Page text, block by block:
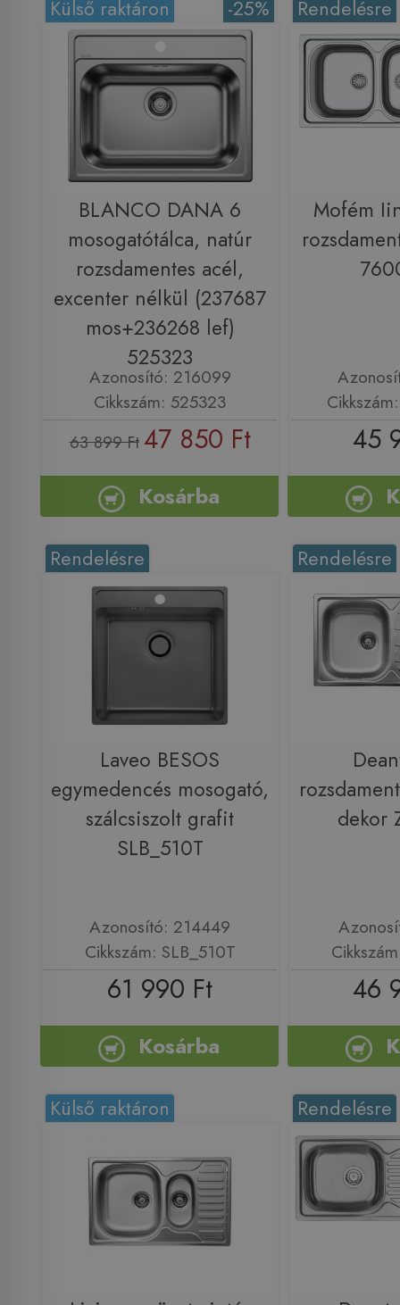
-25%
Külső raktáron
BLANCO DANA 6
mosogatótálca, natúr
rozsdamentes acél,
excenter nélkül (237687
mos+236268 lef)
525323
Azonosító: 216099
Cikkszám: 525323
63 899 Ft 47 850 Ft
Kosárba
Rendelésre
Mofém
45
Rendelésre
Laveo BESOS
egymedencés mosogató,
szálcsiszolt grafit
SLB_510T
Azonosító: 214449
Cikkszám: SLB_510T
61 990 Ft
Kosárba
Rendelésre
dekor
46
Külső raktáron Rendelésre